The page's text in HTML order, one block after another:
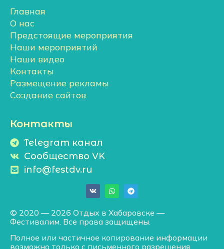
Главная
О нас
Предстоящие мероприятия
Наши мероприятий
Наши видео
Контакты
Размещение рекламы
Создание сайтов
Контакты
Telegram канал
Сообщество VK
info@festdv.ru
© 2020 — 2026 Отдых в Хабаровске —
Фестивалим. Все права защищены.
Полное или частичное копирование информации
возможно только с письменного разрешения